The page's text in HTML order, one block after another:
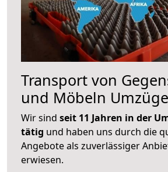
Transport von
und Möbeln
Wir sind seit 11 Jahren in der
tätig und haben uns durch die
Angebote als zuverlässiger
erwiesen.